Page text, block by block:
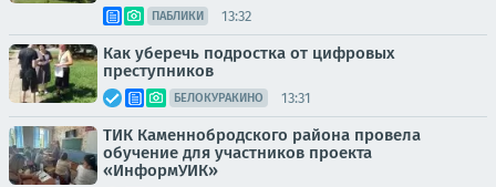
ПАБЛИКИ 13:32
Как уберечь подростка от цифровых
преступников
БЕЛОКУРАКИНО 13:31
ТИК Каменнобродского района провела
обучение для участников проекта
«ИнформУИК»